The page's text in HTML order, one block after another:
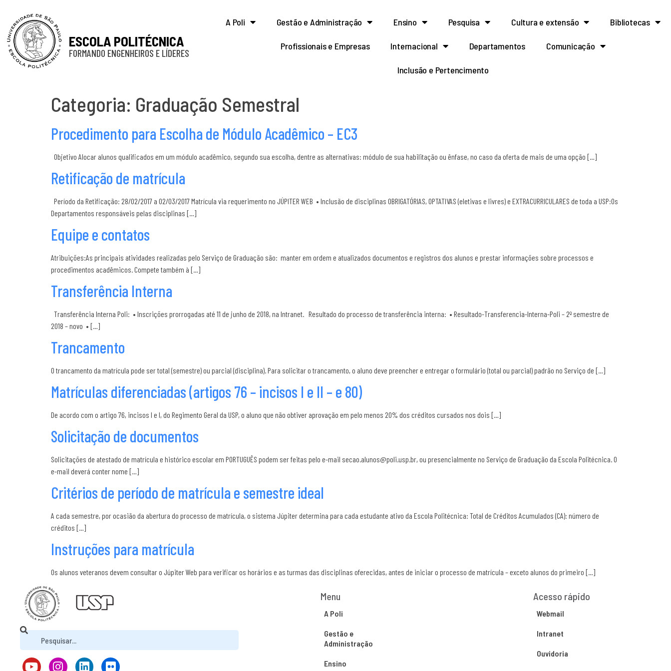
ESCOLA POLITÉCNICA
FORMANDO ENGENHEIROS E LÍDERES
A Poli Gestão e Administração Ensino Pesquisa Cultura e extensão Bibliotecas
Profissionais e Empresas Internacional Departamentos Comunicação
Inclusão e Pertencimento
Categoria: Graduação Semestral
Procedimento para Escolha de Módulo Acadêmico – EC3
Objetivo Alocar alunos qualificados em um módulo acadêmico, segundo sua escolha, dentre as alternativas: módulo de sua habilitação ou ênfase, no caso da oferta de mais de uma opção […]
Retificação de matrícula
Período da Retificação: 28/02/2017 a 02/03/2017 Matrícula via requerimento no JÚPITER WEB • Inclusão de disciplinas OBRIGATÓRIAS, OPTATIVAS (eletivas e livres) e EXTRACURRICULARES de toda a USP:Os
Departamentos responsáveis pelas disciplinas […]
Equipe e contatos
Atribuições:As principais atividades realizadas pelo Serviço de Graduação são: manter em ordem e atualizados documentos e registros dos alunos e prestar informações sobre processos e
procedimentos acadêmicos. Compete também à […]
Transferência Interna
Transferência Interna Poli: • Inscrições prorrogadas até 11 de junho de 2018, na Intranet. Resultado do processo de transferência interna: • Resultado-Transferencia-Interna-Poli – 2º semestre de
2018 – novo • […]
Trancamento
O trancamento da matrícula pode ser total (semestre) ou parcial (disciplina). Para solicitar o trancamento, o aluno deve preencher e entregar o formulário (total ou parcial) padrão no Serviço de […]
Matrículas diferenciadas (artigos 76 – incisos I e II – e 80)
De acordo com o artigo 76, incisos I e I, do Regimento Geral da USP, o aluno que não obtiver aprovação em pelo menos 20% dos créditos cursados nos dois […]
Solicitação de documentos
Solicitações de atestado de matrícula e histórico escolar em PORTUGUÊS podem ser feitas pelo e-mail secao.alunos@poli.usp.br, ou presencialmente no Serviço de Graduação da Escola Politécnica. O
e-mail deverá conter nome […]
Critérios de período de matrícula e semestre ideal
A cada semestre, por ocasião da abertura do processo de matrícula, o sistema Júpiter determina para cada estudante ativo da Escola Politécnica: Total de Créditos Acumulados (CA): número de
créditos […]
Instruções para matrícula
Os alunos veteranos devem consultar o Júpiter Web para verificar os horários e as turmas das disciplinas oferecidas, antes de iniciar o processo de matrícula – exceto alunos do primeiro […]
Menu
A Poli
Gestão e
Administração
Ensino
Acesso rápido
Webmail
Intranet
Ouvidoria